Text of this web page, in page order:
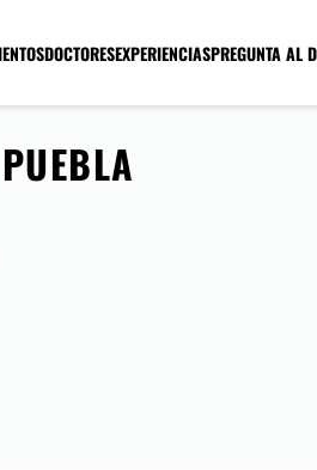
DOCTORESEXPERIENCIASPREGUNTA AL